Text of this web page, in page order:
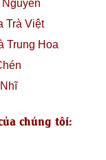
Nguyên
Trà Việt
Trung Hoa
chúng tôi: